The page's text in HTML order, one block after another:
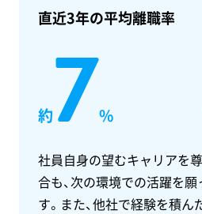
直近3年の平均離職率
約7%
社員自身の望むキャリアを
合も、次の環境での活躍を
す。また、他社で経験を積ん